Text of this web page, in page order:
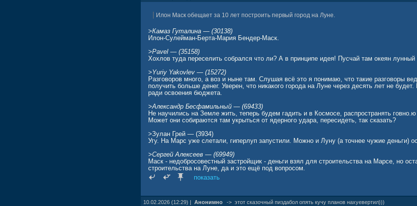
Илон Маск обещает за 10 лет построить первый город на Луне.
>Камaз Гутaлина — (30138)
Илон-Сулейман-Берта-Мария Бендер-Маск.
>Pavel — (35158)
Хохлов туда переселить собрался что ли? А в принципе идея! Пусчай там океян лунный
>Yuriy Yakovlev — (15272)
Разговоров много, а воз и ныне там. Слушая всё это я понимаю, что такие разговоры
получить больше денег. Уверен, что никакого города на Луне через десять лет не
ради освоения бюджета.
>Александр Бесфамильный — (69433)
Не научились на Земле жить, теперь будем гадить и в Космосе, распространять говно.ю
Может они собираются там укрыться от ядерного удара, пересидеть, так сказать?
>Зулан Грей — (3934)
Угу. На Марс уже слетали, гиперлуп запустили. Можно и Луну (а точнее чужие деньги)
>Сергей Алексеев — (69949)
Маск - недобросовестный застройщик - деньги взял для строительства на Марсе, но
строительства на Луне, да и это ещё под вопросом.
показать
10.02.2026 (12:29) | Анонимно -> этот сказочный пиздабол опять кучу планов нахуевертил)))